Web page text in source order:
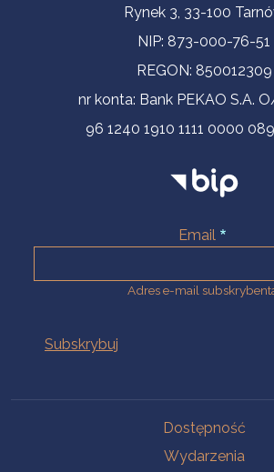
Informacje kontaktowe
Rynek 3, 33-100
NIP: 873-000-76-51
REGON: 850012309
nr konta: Bank PEKAO S.A.
96 1240 1910 1111 0000
Email
Adres e-mail
Dostępność
Wydarzenia